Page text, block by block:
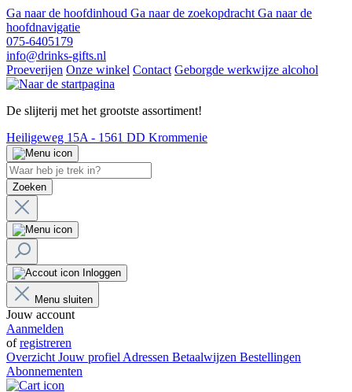
Ga naar de hoofdinhoud Ga naar de zoekopdracht Ga naar de
hoofdnavigatie
075-6405179
info@drinks-gifts.nl
Proeverijen Onze winkel Contact Geborgde werkwijze alcohol
De slijterij met het grootste assortiment!
Heiligeweg 15A - 1561 DD Krommenie
Zoeken
Inloggen
Menu sluiten
Jouw account
Aanmelden
ofregistreren
Overzicht Jouw profiel Adressen Betaalwijzen Bestellingen
Abonnementen